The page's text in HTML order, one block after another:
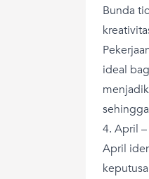
Bunda
ideal
4. April
April